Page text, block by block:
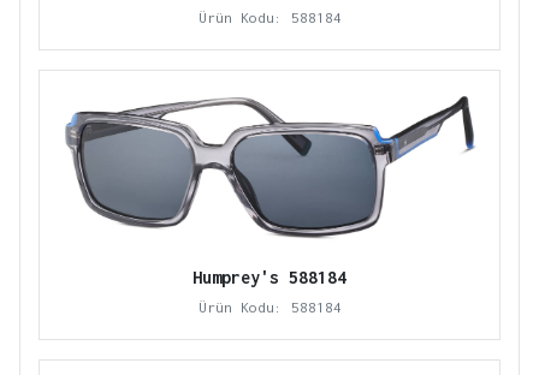
Ürün Kodu: 588184
Humprey's 588184
Ürün Kodu: 588184